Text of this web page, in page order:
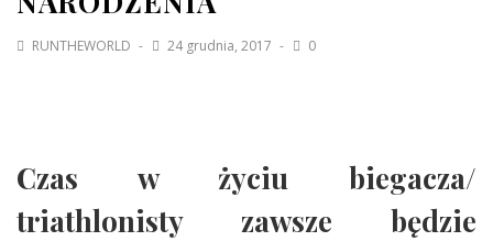
RUNTHEWORLD 24 grudnia, 2017 0
Czas w życiu biegacza/
triathlonisty zawsze będzie